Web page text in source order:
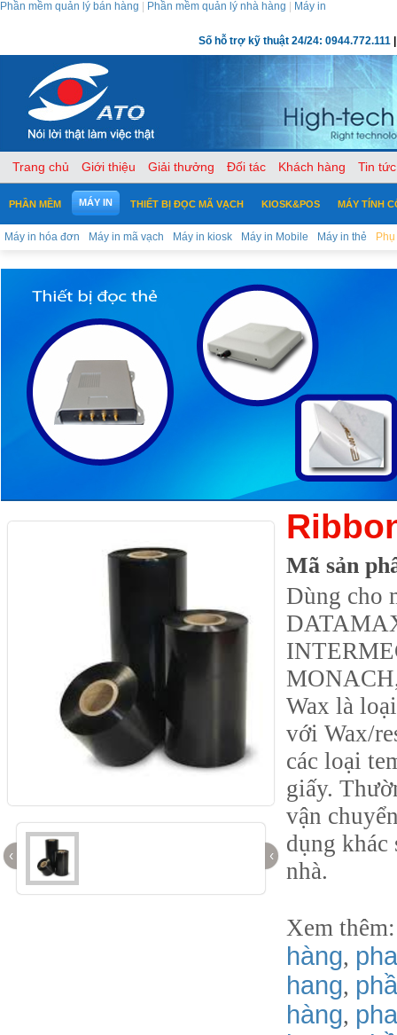
Phần mềm quản lý bán hàng Phần mềm quản lý nhà hàng Máy in
Số hỗ trợ kỹ thuật 24/24: 0944.772.111
Trang chủ Giới thiệu Giải thưởng Đối tác Khách hàng Tin tức
PHẦN MỀM MÁY IN
Máy in hóa đơn Máy in mã vạch Máy in kiosk Máy in Mobile Máy in thẻ
THIẾT BỊ ĐỌC MÃ VẠCH KIOSK&POS MÁY TÍNH
‹ ‹
Mã sản
Dùng cho
Wax là
với Wax/
các loại
giấy.
vận
dụng
nhà.
Xem
hàng,
hang,
hàng,